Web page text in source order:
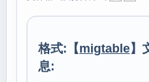
格式:【migtable】
息: